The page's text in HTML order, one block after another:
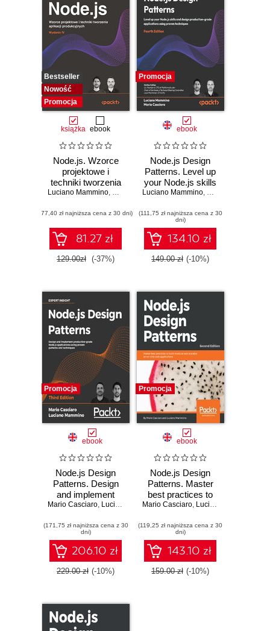
Bestseller
Nowość
Promocja
książka ebook
Node.js. Wzorce
projektowe i
techniki tworzenia
aplikacji
Wydanie IV
Luciano Mammino, Mario Casciaro,Colin J. Ihrig (Foreword)
(77,40 zł najniższa cena z 30 dni)
81.27 zł
129.00zł (-37%)
Promocja
ebook
Node.js Design
Patterns. Level up
your Node.js skills
and design
applications using
proven techniques
- Fourth Edition
Luciano Mammino, Mario Casciaro
(111,75 zł najniższa cena z 30
dni)
134.10 zł
149.00 zł (-10%)
Promocja
ebook
Node.js Design
Patterns. Design
and implement
production-grade
applications using
proven patterns
and techniques -
Third Edition
Mario Casciaro, Luciano Mammino
(171,75 zł najniższa cena z 30
dni)
206.10 zł
229.00 zł (-10%)
Promocja
ebook
Node.js Design
Patterns. Master
best practices to
build modular and
side web
applications -
Second Edition
Mario Casciaro, Luciano Mammino
(119,25 zł najniższa cena z 30
dni)
143.10 zł
159.00 zł (-10%)